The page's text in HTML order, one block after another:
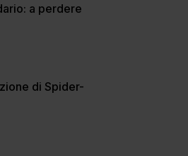
a perdere
di Spider-